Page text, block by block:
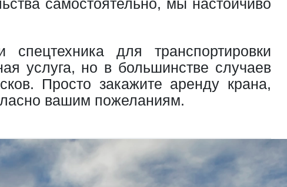
самостоятельно, мы настойчиво
для транспортировки
услуга, но в большинстве случаев
Просто закажите аренду крана,
вашим пожеланиям.